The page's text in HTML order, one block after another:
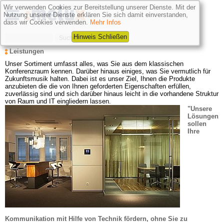
Leistungen
Unser Sortiment umfasst alles, was Sie aus dem klassischen
Konferenzraum kennen. Darüber hinaus einiges, was Sie vermutlich für
Zukunftsmusik halten. Dabei ist es unser Ziel, Ihnen die Produkte
anzubieten die die von Ihnen geforderten Eigenschaften erfüllen,
zuverlässig sind und sich darüber hinaus leicht in die vorhandene Struktur
von Raum und IT eingliedern lassen.
"Unsere
Lösungen
sollen
Ihre
Kommunikation mit Hilfe von Technik fördern, ohne Sie zu
Wir verwenden Cookies zur Bereitstellung unserer Dienste. Mit der
Nutzung unserer Dienste erklären Sie sich damit einverstanden,
dass wir Cookies verwenden. Mehr Infos
Hinweis Schließen